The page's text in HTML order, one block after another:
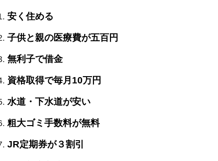
安く住める
子供と親の医療費が五百円
無利子で借金
資格取得で毎月10万円
水道・下水道が安い
粗大ゴミ手数料が無料
JR定期券が３割引